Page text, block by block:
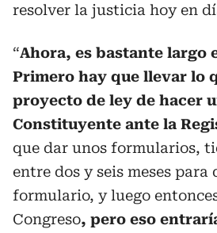
resolver la justicia hoy en
“Ahora, es bastante largo
Primero hay que llevar lo
proyecto de ley de hacer
Constituyente ante la
que dar unos formularios,
entre dos y seis meses para
formulario, y luego
Congreso, pero eso